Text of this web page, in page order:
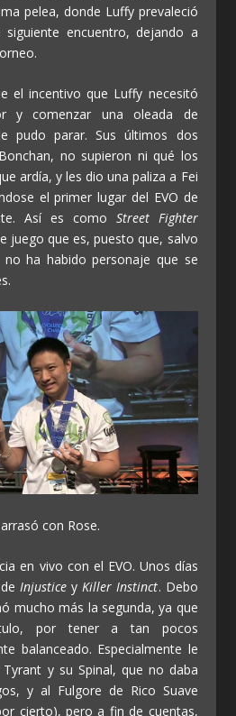
pelea, donde Luffy prevaleció
encuentro, dejando a
el incentivo que Luffy necesitó
y comenzar una oleada de
pudo parar. Sus últimos dos
no supieron ni qué los
ardía, y les dio una paliza a Fei
el primer lugar del EVO de
Así es como Street Fighter
juego que es, puesto que, salvo
ha habido personaje que se
con Rose.
en vivo con el EVO. Unos días
deInjusticeyKiller Instinct. Debo
mucho más la segunda, ya que
por tener a tan pocos
balanceado. Especialmente le
y su Spinal, que no daba
y al Fulgore de Rico Suave
cierto), pero a fin de cuentas,